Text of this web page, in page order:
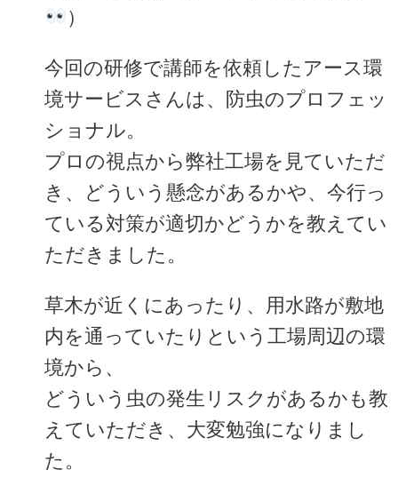
）
今回の研修で講師を依頼したアース環
境サービスさんは、防虫のプロフェッ
ショナル。
プロの視点から弊社工場を見ていただ
き、どういう懸念があるかや、今行っ
ている対策が適切かどうかを教えてい
ただきました。
草木が近くにあったり、用水路が敷地
内を通っていたりという工場周辺の環
境から、
どういう虫の発生リスクがあるかも教
えていただき、大変勉強になりまし
た。